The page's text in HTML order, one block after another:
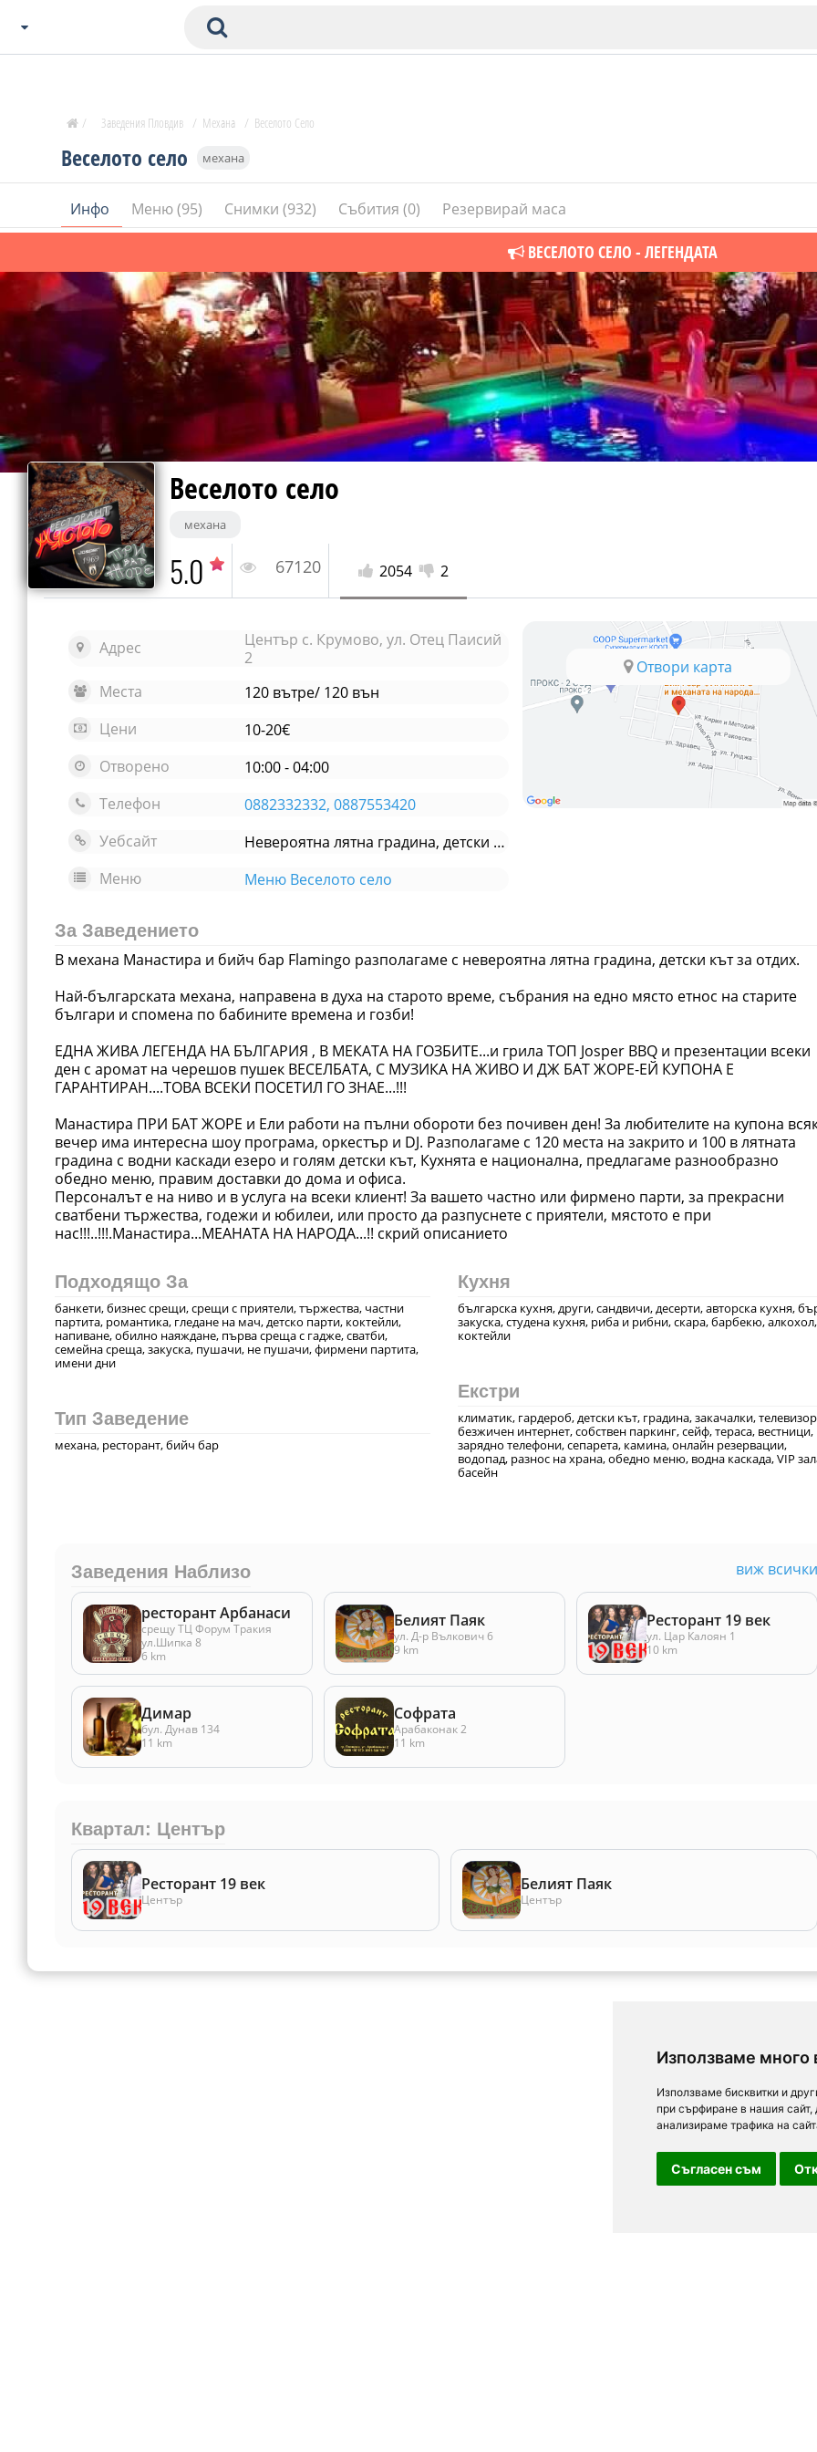
Използваме много
Използваме бисквитки и
при сърфиране в нашия
анализираме трафика на
Съгласен съм
Пловдив
Бургас
Банско
Всички останали
СОФИЯ
Пловдив
В. Търново
Банско
Веселото село механа
Инфо Меню (95) Снимки (932) Събития (0) Резервирай маса
/ Заведения Пловдив / Механа / Веселото Село
ВЕСЕЛОТО СЕЛО - ЛЕГЕНДАТА
Веселото село
механа
5.0 67120 2054 2
Адрес
Център с. Крумово, ул. Отец Паисий
2
Места
120 вътре/ 120 вън
Цени
10-20€
Отворено
10:00 - 04:00
Телефон
0882332332, 0887553420
Уебсайт
Невероятна лятна градина, детски кът за отдих и от
Меню
Меню Веселото село
Отвори карта
За Заведението
В механа Манастира и бийч бар Flamingo разполагаме с невероятна лятна градина, детски кът за отдих.
Най-българската механа, направена в духа на старото време, събрания на едно място етнос на старите
българи и спомена по бабините времена и гозби!
ЕДНА ЖИВА ЛЕГЕНДА НА БЪЛГАРИЯ , В МЕКАТА НА ГОЗБИТЕ...и грила ТОП Josper BBQ и презентации всеки
ден с аромат на черешов пушек ВЕСЕЛБАТА, С МУЗИКА НА ЖИВО И ДЖ БАТ ЖОРЕ-ЕЙ КУПОНА Е
ГАРАНТИРАН....ТОВА ВСЕКИ ПОСЕТИЛ ГО ЗНАЕ...!!!
Манастира ПРИ БАТ ЖОРЕ и Ели работи на пълни обороти без почивен ден! За любителите на купона
вечер има интересна шоу програма, оркестър и DJ. Разполагаме с 120 места на закрито и 100 в лятната
градина с водни каскади езеро и голям детски кът, Кухнята е национална, предлагаме разнообразно
обедно меню, правим доставки до дома и офиса.
Персоналът е на ниво и в услуга на всеки клиент! За вашето частно или фирмено парти, за прекрасни
сватбени тържества, годежи и юбилеи, или просто да разпуснете с приятели, мястото е при
нас!!!..!!!.Манастира...МЕАНАТА НА НАРОДА...!! скрий описанието
Подходящо За
банкети, бизнес срещи, срещи с приятели, тържества, частни
партита, романтика, гледане на мач, детско парти, коктейли,
напиване, обилно наяждане, първа среща с гадже, сватби,
семейна среща, закуска, пушачи, не пушачи, фирмени партита,
имени дни
Тип Заведение
механа, ресторант, бийч бар
Кухня
българска кухня, други, сандвичи, десерти, авторска кухня,
закуска, студена кухня, риба и рибни, скара, барбекю, алкохол,
коктейли
Екстри
климатик, гардероб, детски кът, градина, закачалки,
безжичен интернет, собствен паркинг, сейф, тераса, вестници,
зарядно телефони, сепарета, камина, онлайн резервации,
водопад, разнос на храна, обедно меню, водна каскада, VIP
басейн
Заведения Наблизо виж всички
ресторант Арбанаси
срещу ТЦ Форум Тракия
ул.Шипка 8
6 km
Белият Паяк
ул. Д-р Вълкович 6
9 km
Ресторант 19 век
ул. Цар Калоян 1
10 km
Димар
бул. Дунав 134
11 km
Софрата
Арабаконак 2
11 km
Квартал: Център
Ресторант 19 век
Център
Белият Паяк
Център